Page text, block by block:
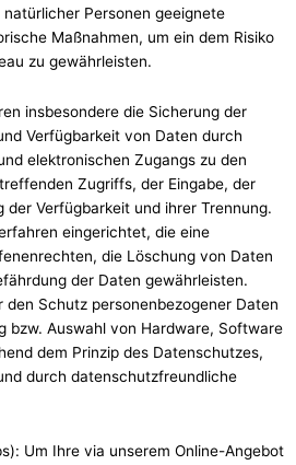
Personen geeignete
Maßnahmen, um ein dem Risiko
zu gewährleisten.
insbesondere die Sicherung der
Verfügbarkeit von Daten durch
elektronischen Zugangs zu den
Zugriffs, der Eingabe, der
der Verfügbarkeit und ihrer Trennung.
eingerichtet, die eine
die Löschung von Daten
der Daten gewährleisten.
den Schutz personenbezogener Daten
bzw. Auswahl von Hardware, Software
dem Prinzip des Datenschutzes,
durch datenschutzfreundliche
Um Ihre via unserem Online-Angebot